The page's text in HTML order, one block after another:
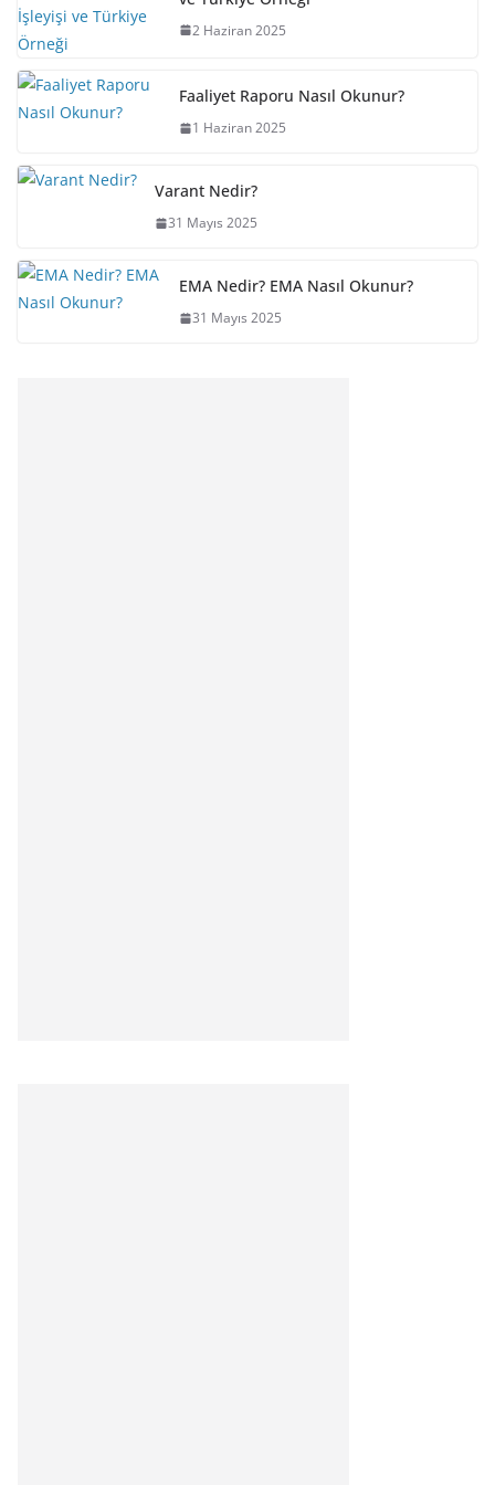
2 Haziran 2025
Faaliyet Raporu Nasıl Okunur?
1 Haziran 2025
Varant Nedir?
31 Mayıs 2025
EMA Nedir? EMA Nasıl Okunur?
31 Mayıs 2025